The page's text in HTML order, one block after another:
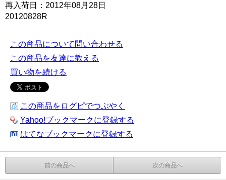
再入荷日：2012年08月28日
20120828R
この商品について問い合わせる
この商品を友達に教える
買い物を続ける
この商品をログピでつぶやく
Yahoo!ブックマークに登録する
はてなブックマークに登録する
前の商品へ 次の商品へ